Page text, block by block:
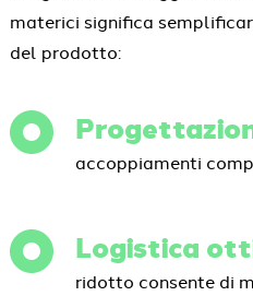
materici significa
del prodotto:
accoppiamenti
Logistica
ridotto consente di